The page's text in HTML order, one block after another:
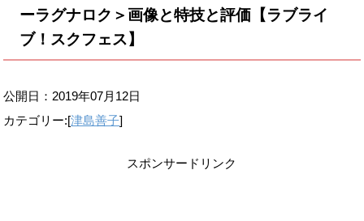
ーラグナロク＞画像と特技と評価【ラブライ
ブ！スクフェス】
公開日： 2019年07月12日
カテゴリー:[津島善子]
スポンサードリンク